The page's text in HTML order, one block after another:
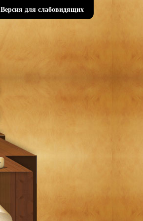
Версия для слабовидящих